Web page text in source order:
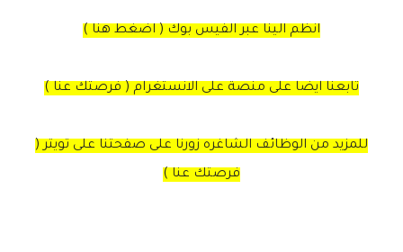
انظم الينا عبر الفيس بوك ( اضغط هنا )
تابعنا ايضا على منصة على الانستغرام ( فرصتك عنا )
للمزيد من الوظائف الشاغره زورنا على صفحتنا على تويتر (
فرصتك عنا )